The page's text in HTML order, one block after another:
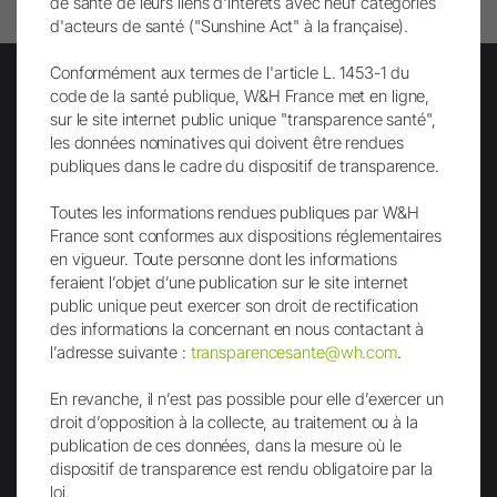
Lettre d'info
Envoi
d'acteurs de santé ("Sunshine Act" à la française).
Conformément aux termes de l'article L. 1453-1 du
code de la santé publique, W&H France met en ligne,
sur le site internet public unique "transparence santé",
les données nominatives qui doivent être rendues
publiques dans le cadre du dispositif de transparence.
Toutes les informations rendues publiques par W&H
France sont conformes aux dispositions réglementaires
en vigueur. Toute personne dont les informations
feraient l’objet d’une publication sur le site internet
public unique peut exercer son droit de rectification
des informations la concernant en nous contactant à
l’adresse suivante : transparencesante@wh.com.
En revanche, il n’est pas possible pour elle d’exercer un
droit d’opposition à la collecte, au traitement ou à la
publication de ces données, dans la mesure où le
dispositif de transparence est rendu obligatoire par la
loi.